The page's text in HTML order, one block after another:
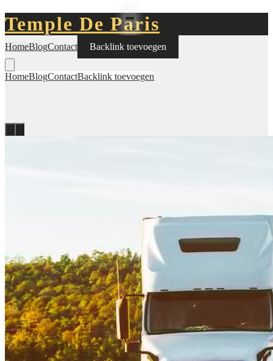
Temple De Paris
HomeBlogContact Backlink toevoegen
HomeBlogContactBacklink toevoegen